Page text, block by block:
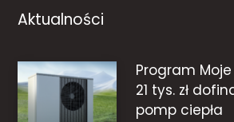
Aktualności
Program
21 tys. zł
pomp ciepła